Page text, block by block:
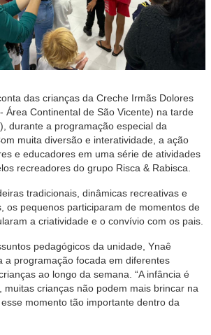
das crianças da Creche Irmãs Dolores
Área Continental de São Vicente) na tarde
durante a programação especial da
muita diversão e interatividade, a ação
e educadores em uma série de atividades
recreadores do grupo Risca & Rabisca.
tradicionais, dinâmicas recreativas e
os pequenos participaram de momentos de
a criatividade e o convívio com os pais.
pedagógicos da unidade, Ynaê
a programação focada em diferentes
ao longo da semana. “A infância é
muitas crianças não podem mais brincar na
momento tão importante dentro da